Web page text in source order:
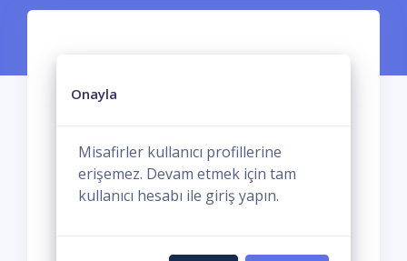
Onayla
Misafirler kullanıcı profillerine
erişemez. Devam etmek için tam
kullanıcı hesabı ile giriş yapın.